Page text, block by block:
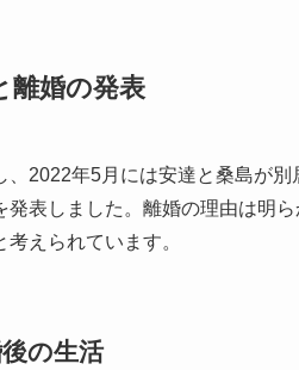
離婚の発表
、2022年5月には安達と桑島が
発表しました。離婚の理由は明
考えられています。
の生活